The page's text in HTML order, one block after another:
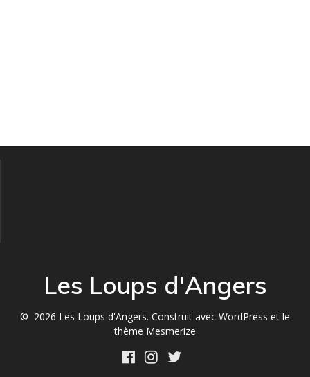
Les Loups d'Angers
© 2026 Les Loups d'Angers. Construit avec WordPress et le
thème Mesmerize